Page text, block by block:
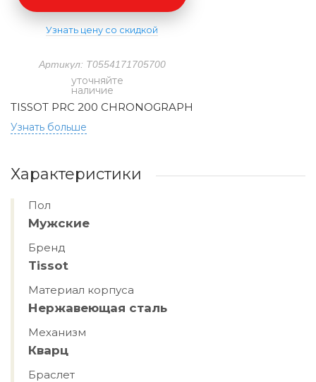
Артикул: T0554171705700
уточняйте
наличие
TISSOT PRC 200 CHRONOGRAPH
Узнать больше
Узнать цену со скидкой
Характеристики
Пол
Мужские
Бренд
Tissot
Материал корпуса
Нержавеющая сталь
Механизм
Кварц
Браслет